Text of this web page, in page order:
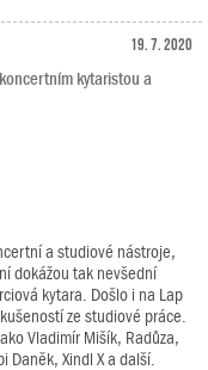
19. 7. 2020
kytaristou a
a studiové nástroje,
dokážou tak nevšední
kytara. Došlo i na Lap
ze studiové práce.
Vladimír Mišík, Radůza,
Daněk, Xindl X a další.